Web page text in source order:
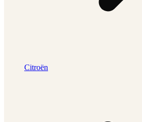
Citroën